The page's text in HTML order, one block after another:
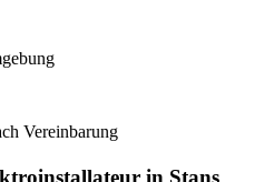
Vereinbarung